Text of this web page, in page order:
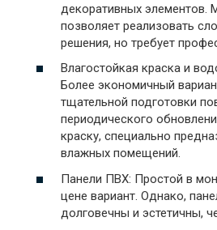
декоративных элементов.
позволяет реализовать
решения, но требует
Влагостойкая краска и
Более экономичный
тщательной подготовки
периодического
краску, специально
влажных помещений.
Панели ПВХ: Простой в
цене вариант. Однако,
долговечны и эстетичны,